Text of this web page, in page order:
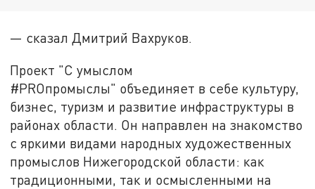
— сказал Дмитрий Вахруков.
Проект "С умыслом
#PRОпромыслы" объединяет в себе культуру,
бизнес, туризм и развитие инфраструктуры в
районах области. Он направлен на знакомство
с яркими видами народных художественных
промыслов Нижегородской области: как
традиционными, так и осмысленными на